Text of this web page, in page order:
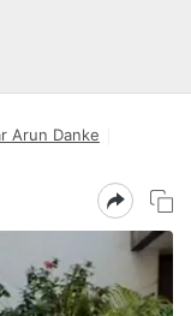
Arun Danke